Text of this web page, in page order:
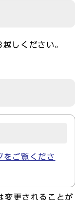
しください。
をご覧くださ
変更されることが